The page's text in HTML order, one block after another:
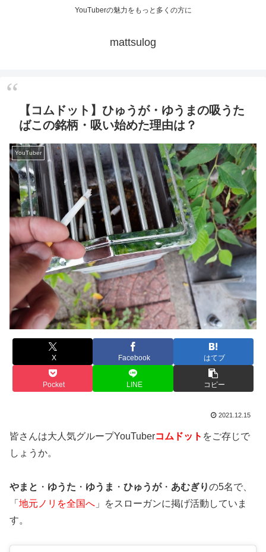
YouTuberの魅力をもっと多くの方に
mattsulog
【コムドット】ひゅうが・ゆうまの吸うた
ばこの銘柄・吸い始めた理由は？
YouTuber
X Facebook はてブ
Pocket LINE コピー
2021.12.15
皆さんは大人気グループYouTuberコムドット をご存じで
しょうか。
やまと ・ ゆうた ・ ゆうま ・ ひゅうが・ あむぎりの5名で、
「 地元ノリを全国へ 」をスローガンに掲げ活動していま
す。